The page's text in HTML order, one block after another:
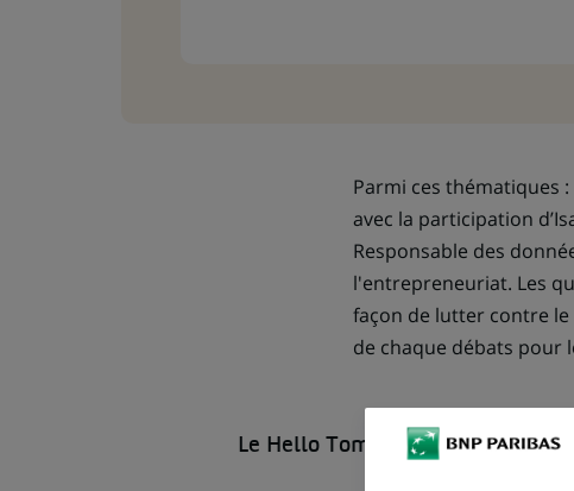
Parmi ces thématiques
avec la participation
Responsable des
l'entrepreneuriat. Les
façon de lutter contre
de chaque débats pour
Le Hello Tomorrow Global